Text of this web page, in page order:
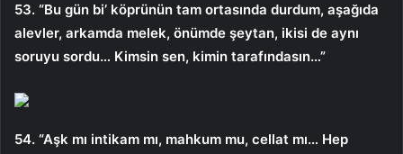
53. “Bu gün bi’ köprünün tam ortasında durdum, aşağıda
alevler, arkamda melek, önümde şeytan, ikisi de aynı
soruyu sordu… Kimsin sen, kimin tarafındasın…”
54. “Aşk mı intikam mı, mahkum mu, cellat mı… Hep